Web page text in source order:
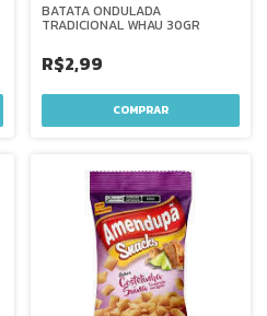
BATATA ONDULADA
TRADICIONAL WHAU 30GR
R$2,99